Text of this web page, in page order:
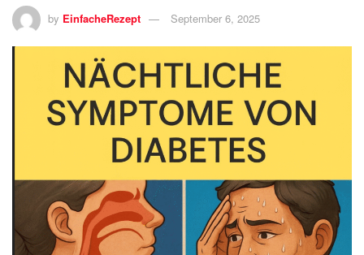
by EinfacheRezept September 6, 2025